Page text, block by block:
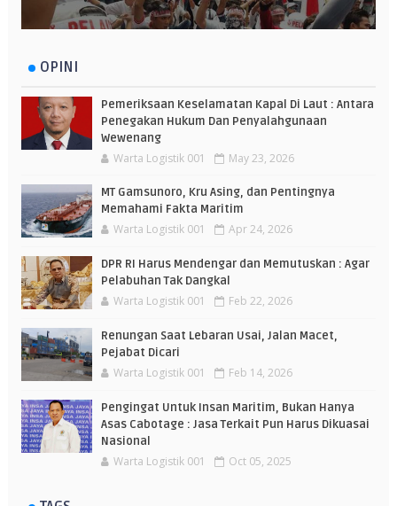
OPINI
Pemeriksaan Keselamatan Kapal Di Laut : Antara
Penegakan Hukum Dan Penyalahgunaan
Wewenang
Warta Logistik 001 May 23, 2026
MT Gamsunoro, Kru Asing, dan Pentingnya
Memahami Fakta Maritim
Warta Logistik 001 Apr 24, 2026
DPR RI Harus Mendengar dan Memutuskan : Agar
Pelabuhan Tak Dangkal
Warta Logistik 001 Feb 22, 2026
Renungan Saat Lebaran Usai, Jalan Macet,
Pejabat Dicari
Warta Logistik 001 Feb 14, 2026
Pengingat Untuk Insan Maritim, Bukan Hanya
Asas Cabotage : Jasa Terkait Pun Harus Dikuasai
Nasional
Warta Logistik 001 Oct 05, 2025